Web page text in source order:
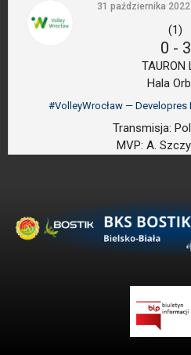
31 października
(1)
0 - 3
TAURON
Hala
#VolleyWrocław — Developres
Transmisja:
MVP: A.